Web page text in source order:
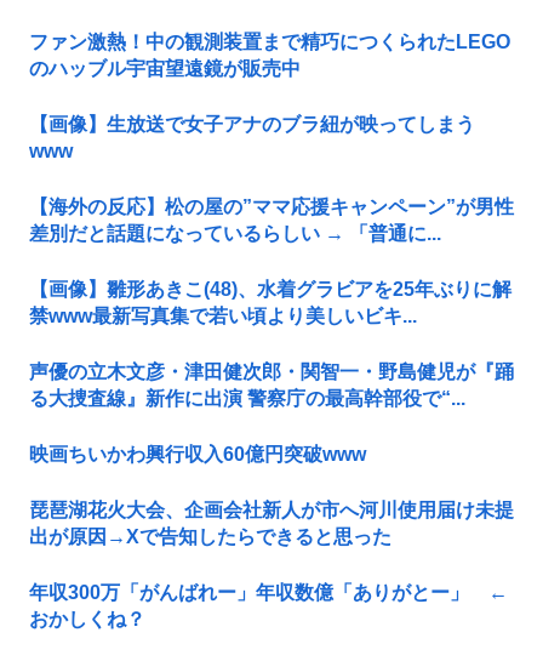
ファン激熱！中の観測装置まで精巧につくられたLEGO
のハッブル宇宙望遠鏡が販売中
【画像】生放送で女子アナのブラ紐が映ってしまう
www
【海外の反応】松の屋の”ママ応援キャンペーン”が男性
差別だと話題になっているらしい → 「普通に...
【画像】雛形あきこ(48)、水着グラビアを25年ぶりに解
禁www最新写真集で若い頃より美しいビキ...
声優の立木文彦・津田健次郎・関智一・野島健児が『踊
る大捜査線』新作に出演 警察庁の最高幹部役で“...
映画ちいかわ興行収入60億円突破www
琵琶湖花火大会、企画会社新人が市へ河川使用届け未提
出が原因→Xで告知したらできると思った
年収300万「がんばれー」年収数億「ありがとー」 ←
おかしくね？